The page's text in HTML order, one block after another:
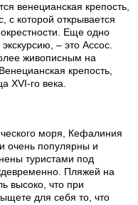
венецианская крепость,
с которой открывается
Еще одно
– это Ассос.
живописным на
крепость,
XVI-го века.
моря, Кефалиния
очень популярны и
туристами под
Пляжей на
высоко, что при
для себя то, что